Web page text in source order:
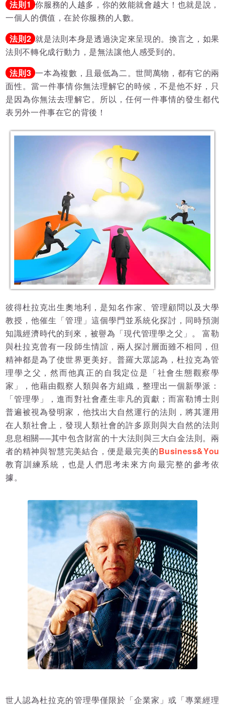
法則1 你服務的人越多，你的效能就會越大！也就是說，
一個人的價值，在於你服務的人數。
法則2 就是法則本身是透過決定來呈現的。換言之，如果
法則不轉化成行動力，是無法讓他人感受到的。
法則3 一本為複數，且最低為二。世間萬物，都有它的兩
面性。當一件事情你無法理解它的時候，不是他不好，只
是因為你無法去理解它。所以，任何一件事情的發生都代
表另外一件事在它的背後！
彼得杜拉克出生奧地利，是知名作家、管理顧問以及大學
教授，他催生「管理」這個學門並系統化探討，同時預測
知識經濟時代的到來，被譽為「現代管理學之父」。 富勒
與杜拉克曾有一段師生情誼，兩人探討層面雖不相同，但
精神都是為了使世界更美好。普羅大眾認為，杜拉克為管
理學之父，然而他真正的自我定位是「社會生態觀察學
家」，他藉由觀察人類與各方組織，整理出一個新學派：
「管理學」，進而對社會產生非凡的貢獻；而富勒博士則
普遍被視為發明家，他找出大自然運行的法則，將其運用
在人類社會上，發現人類社會的許多原則與大自然的法則
息息相關──其中包含財富的十大法則與三大白金法則。兩
者的精神與智慧完美結合，便是最完美的Business&You
教育訓練系統，也是人們思考未來方向最完整的參考依
據。
世人認為杜拉克的管理學僅限於「企業家」或「專業經理